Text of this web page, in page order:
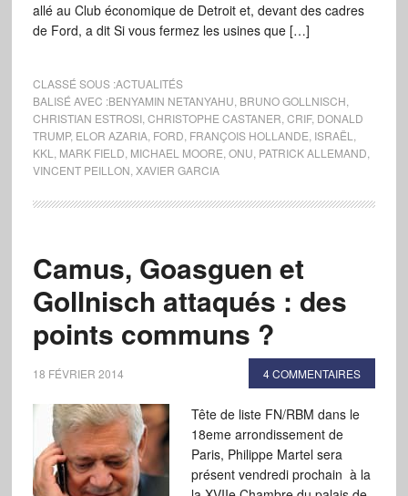
allé au Club économique de Detroit et, devant des cadres
de Ford, a dit Si vous fermez les usines que […]
CLASSÉ SOUS :ACTUALITÉS
BALISÉ AVEC :BENYAMIN NETANYAHU BRUNO GOLLNISCH
CHRISTIAN ESTROSI, CHRISTOPHE CASTANER CRIF, DONALD
TRUMP, ELOR AZARIA, FORD FRANÇOIS HOLLANDE ISRAËL
KKL
MARK FIELD MICHAEL MOORE ONU PATRICK ALLEMAND
VINCENT PEILLON XAVIER GARCIA
Camus, Goasguen et
Gollnisch attaqués : des
points communs ?
18 FÉVRIER 2014 4 COMMENTAIRES
Tête de liste FN/RBM dans le
18eme arrondissement de
Paris, Philippe Martel sera
présent vendredi prochain à la